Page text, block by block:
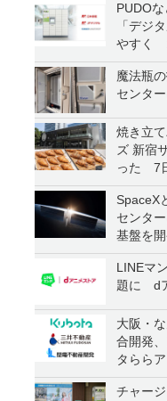
PUDO
「デジ
やすく
魔法瓶
センタ
焼き立
ズ 新宿
った 7
SpaceX
センタ
基盤を
LINEマ
題に d
大阪・
合開発
タららア
チャー